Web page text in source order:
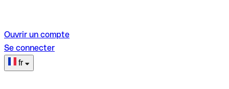
Ouvrir un compte
Se connecter
fr